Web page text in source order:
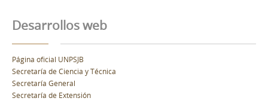
Desarrollos web
Página oficial UNPSJB
Secretaría de Ciencia y Técnica
Secretaría General
Secretaría de Extensión